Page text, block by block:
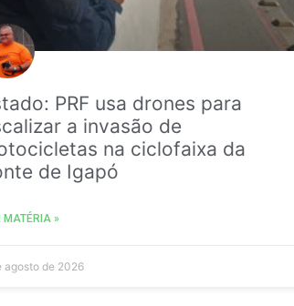
PRF usa drones para
a invasão de
na ciclofaixa da
de Igapó
MATÉRIA »
agosto de 2026